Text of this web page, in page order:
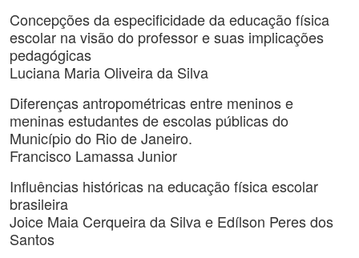
Concepções da especificidade da educação física
escolar na visão do professor e suas implicações
pedagógicas
Luciana Maria Oliveira da Silva
Diferenças antropométricas entre meninos e
meninas estudantes de escolas públicas do
Município do Rio de Janeiro.
Francisco Lamassa Junior
Influências históricas na educação física escolar
brasileira
Joice Maia Cerqueira da Silva e Edílson Peres dos
Santos